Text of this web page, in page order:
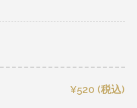
¥520 (税込)